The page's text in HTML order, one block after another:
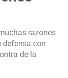
razones
defensa con
de la